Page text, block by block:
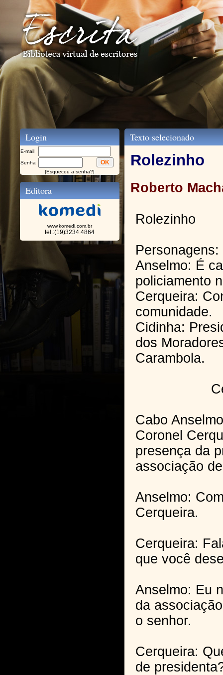
Login
E-mail
Senha
|Esqueceu a senha?|
Editora
www.komedi.com.br
tel.:(19)3234.4864
Texto selecionado
Rolezinho
Roberto
Rolezinho
Personagens:
Anselmo: É
policiamento
Cerqueira:
comunidade.
Cidinha:
dos
Carambola.
Cena
Cabo
Coronel
presença da
associação
Anselmo:
Cerqueira.
Cerqueira:
que você
Anselmo: Eu
da
o senhor.
Cerqueira:
de